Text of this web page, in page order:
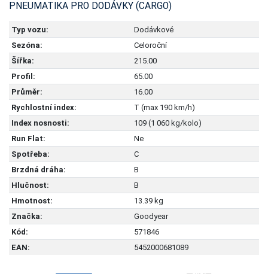
PNEUMATIKA PRO DODÁVKY (CARGO)
Typ vozu:
Dodávkové
Sezóna:
Celoroční
Šířka:
215.00
Profil:
65.00
Průměr:
16.00
Rychlostní index:
T (max 190 km/h)
Index nosnosti:
109 (1 060 kg/kolo)
Run Flat:
Ne
Spotřeba:
C
Brzdná dráha:
B
Hlučnost:
B
Hmotnost:
13.39 kg
Značka:
Goodyear
Kód:
571846
EAN:
5452000681089